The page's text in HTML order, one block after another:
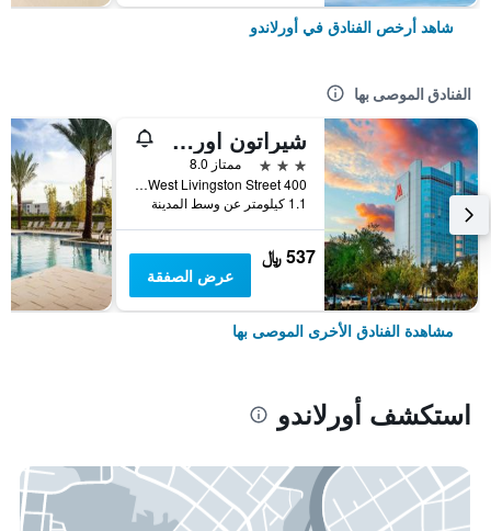
شاهد أرخص الفنادق في أورلاندو
الفنادق الموصى بها
شيراتون اورلاندو داون تاون
3 نجوم
ممتاز 8.0
400 West Livingston Street, أورلاندو, FL, الولايات المتحدة الأميريكية
1.1 كيلومتر عن وسط المدينة
537 ﷼
عرض الصفقة
مشاهدة الفنادق الأخرى الموصى بها
استكشف أورلاندو